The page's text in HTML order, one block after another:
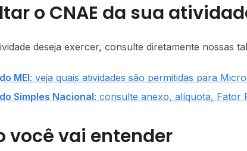
o CNAE da sua
deseja exercer, consulte diretamente nossas
MEI: veja quais atividades são permitidas para
Simples Nacional: consulte anexo, alíquota, Fator
você vai entender